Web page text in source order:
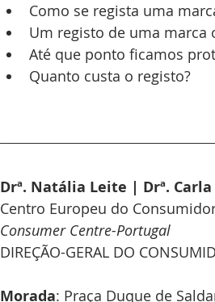
Como se regista uma
Um registo de uma marca
Até que ponto ficamos
Quanto custa o registo?
Drª. Natália Leite | Drª.
Centro Europeu do
Consumer Centre-Portugal
DIREÇÃO-GERAL DO
Morada: Praça Duque de